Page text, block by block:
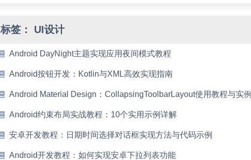
标签： UI设计
Android DayNight主题实现应用夜间模式教程
Android按钮开发：Kotlin与XML高效实现指南
Android Material Design：CollapsingToolbarLayout使用教程与实例
Android约束布局实战教程：10个实用示例详解
安卓开发教程：日期时间选择对话框实现方法与代码示例
Android开发教程：如何实现安卓下拉列表功能